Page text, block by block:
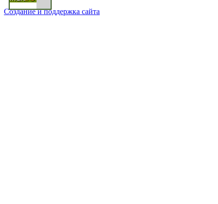
Создание и поддержка сайта